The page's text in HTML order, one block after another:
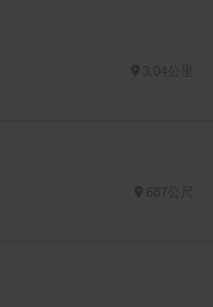
3.04公里